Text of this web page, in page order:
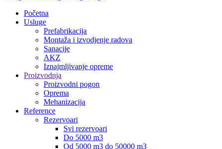
Početna
Usluge
Prefabrikacija
Montaža i izvodjenje radova
Sanacije
AKZ
Iznajmljivanje opreme
Proizvodnja
Proizvodni pogon
Oprema
Mehanizacija
Reference
Rezervoari
Svi rezervoari
Do 5000 m3
Od 5000 m3 do 50000 m3